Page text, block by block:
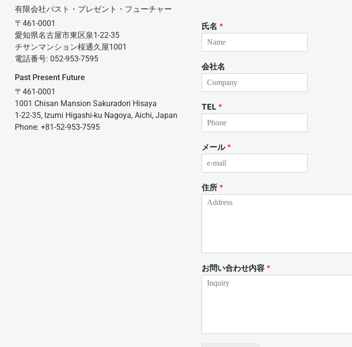
有限会社パスト・プレゼント・フューチャー
〒461-0001
愛知県名古屋市東区泉1-22-35
チサンマンション桜通久屋1001
電話番号: 052-953-7595
Past Present Future
〒461-0001
1001 Chisan Mansion Sakuradori Hisaya
1-22-35, Izumi Higashi-ku Nagoya, Aichi, Japan
Phone: +81-52-953-7595
氏名 *
会社名
TEL *
メール *
住所 *
お問い合わせ内容 *